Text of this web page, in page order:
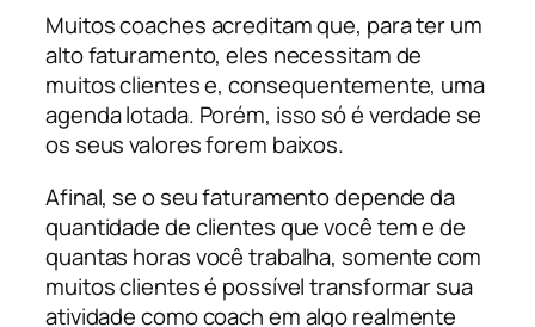
Muitos coaches acreditam que, para ter um
alto faturamento, eles necessitam de
muitos clientes e, consequentemente, uma
agenda lotada. Porém, isso só é verdade se
os seus valores forem baixos.
Afinal, se o seu faturamento depende da
quantidade de clientes que você tem e de
quantas horas você trabalha, somente com
muitos clientes é possível transformar sua
atividade como coach em algo realmente